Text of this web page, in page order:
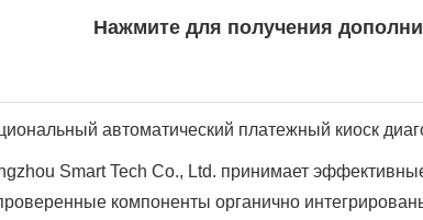
Нажмите для получения
Smart Tech Co., Ltd. принимает
компоненты органично